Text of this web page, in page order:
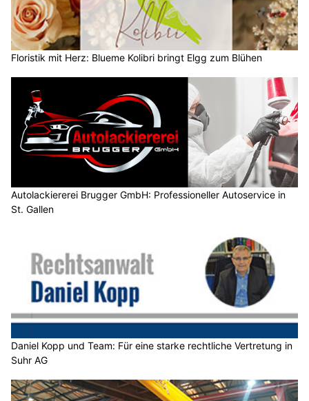
Floristik mit Herz: Blueme Kolibri bringt Elgg zum Blühen
Autolackiererei Brugger GmbH: Professioneller Autoservice in
St. Gallen
Daniel Kopp und Team: Für eine starke rechtliche Vertretung in
Suhr AG